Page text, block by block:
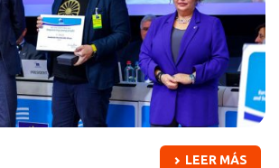
LEER MÁS